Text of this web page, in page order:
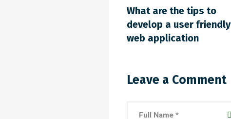
What are the tips to
develop a user friendly
web application
Leave a Comment